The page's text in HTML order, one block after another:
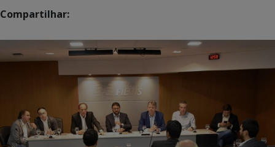
Compartilhar: